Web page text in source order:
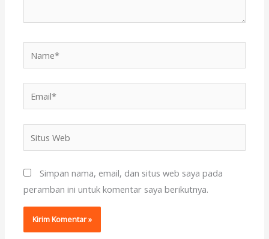
Web
Simpan nama, email, dan situs web saya pada
peramban ini untuk komentar saya berikutnya.